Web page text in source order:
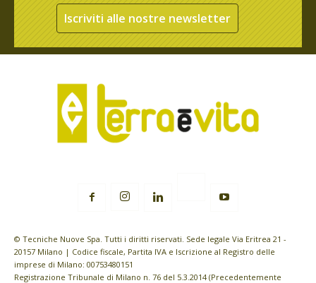
Iscriviti alle nostre newsletter
© Tecniche Nuove Spa. Tutti i diritti riservati. Sede legale Via Eritrea 21 -
20157 Milano | Codice fiscale, Partita IVA e Iscrizione al Registro delle
imprese di Milano: 00753480151
Registrazione Tribunale di Milano n. 76 del 5.3.2014 (Precedentemente